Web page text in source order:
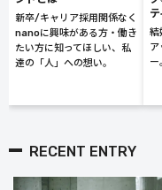
新卒/キャリア採用関係なく
nanoに興味がある方・働き
たい方に知ってほしい、私
達の「人」への想い。
結
ア
ー
RECENT ENTRY